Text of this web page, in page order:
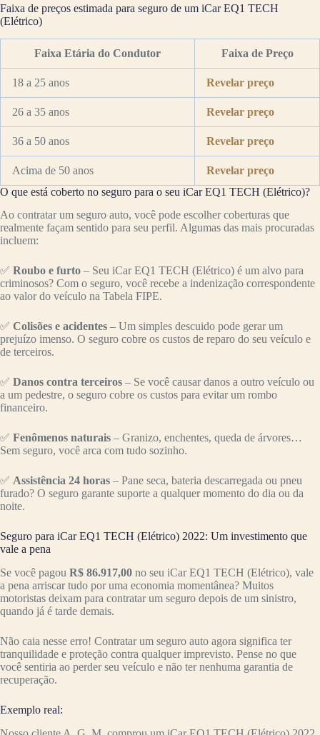
Faixa de preços estimada para seguro de um iCar EQ1 TECH
(Elétrico)
Faixa Etária do Condutor Faixa de Preço
18 a 25 anos Revelar preço
26 a 35 anos Revelar preço
36 a 50 anos Revelar preço
Acima de 50 anos
Revelar preço
O que está coberto no seguro para o seu iCar EQ1 TECH (Elétrico)?
Ao contratar um seguro auto, você pode escolher coberturas que
realmente façam sentido para seu perfil. Algumas das mais procuradas
incluem:
✅ Roubo e furto – Seu iCar EQ1 TECH (Elétrico) é um alvo para
criminosos? Com o seguro, você recebe a indenização correspondente
ao valor do veículo na Tabela FIPE.
✅ Colisões e acidentes – Um simples descuido pode gerar um
prejuízo imenso. O seguro cobre os custos de reparo do seu veículo e
de terceiros.
✅ Danos contra terceiros – Se você causar danos a outro veículo ou
a um pedestre, o seguro cobre os custos para evitar um rombo
financeiro.
✅ Fenômenos naturais – Granizo, enchentes, queda de árvores…
Sem seguro, você arca com tudo sozinho.
✅ Assistência 24 horas – Pane seca, bateria descarregada ou pneu
furado? O seguro garante suporte a qualquer momento do dia ou da
noite.
Seguro para iCar EQ1 TECH (Elétrico) 2022: Um investimento que
vale a pena
Se você pagou R$ 86.917,00 no seu iCar EQ1 TECH (Elétrico), vale
a pena arriscar tudo por uma economia momentânea? Muitos
motoristas deixam para contratar um seguro depois de um sinistro,
quando já é tarde demais.
Não caia nesse erro! Contratar um seguro auto agora significa ter
tranquilidade e proteção contra qualquer imprevisto. Pense no que
você sentiria ao perder seu veículo e não ter nenhuma garantia de
recuperação.
Exemplo real: